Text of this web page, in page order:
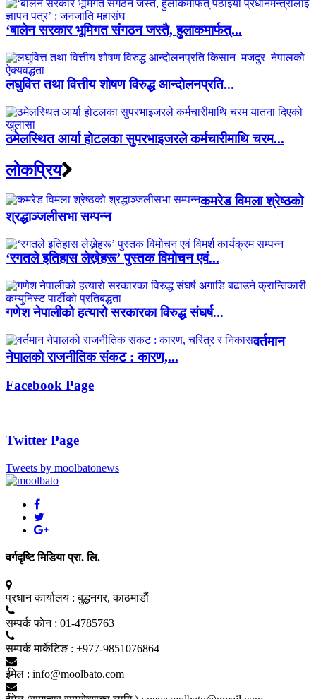
‘बालेन सरकार भूमिगत संगठन जस्तै, हुलाकमार्फत्...
लघुवित्त तथा वित्तीय शोषण विरुद्ध आन्दोलनप्रति...
ठमेलस्थित आर्या होटलका सुपरभाइजरले कर्मचारीमाथि चरम...
लाेकप्रिय
कमरेड विमला श्रेष्ठको
श्रद्धाञ्जलीसभा सम्पन्न
‘रगतले इतिहास लेख्नेहरू’ पुस्तक विमोचन एवं...
गणेश नेपालीको हत्यारो सरकारका विरुद्ध संघर्ष...
वर्तमान
नेपालको राजनीतिक संकट : कारण,...
Facebook Page
Twitter Page
Tweets by moolbatonews
वर्गदृष्टि मिडिया प्रा. लि.
प्रधान कार्यालय : बुद्धनगर, काठमाडाैं
सम्पर्क फाेन : 01-4785763
सम्पर्क मार्केटिङ : +977-9851076864
ईमेल : info@moolbato.com